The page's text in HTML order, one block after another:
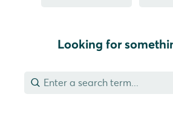
Looking for